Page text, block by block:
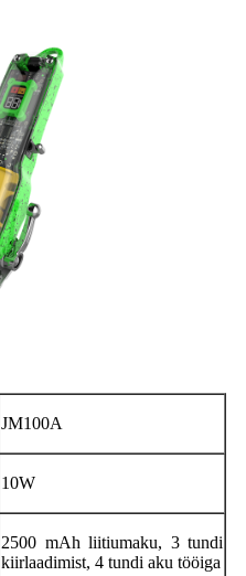
JM100A
10W
2500 mAh liitiumaku, 3 tundi
kiirlaadimist, 4 tundi aku tööiga